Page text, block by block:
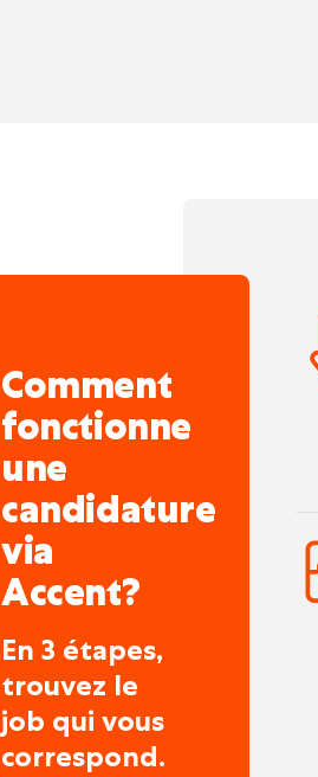
Comment
fonctionne
une
candidature
via
Accent?
En 3 étapes,
trouvez le
job qui vous
correspond.